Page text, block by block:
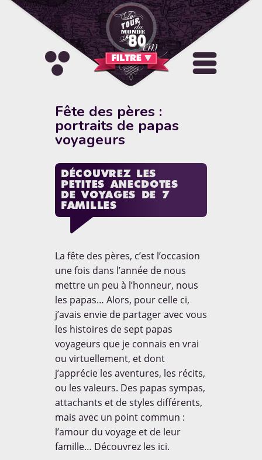
Sélectionnez une catégorie
Artistique & Culturel Carnets de route
Découvertes et Destinations
Hébergement
La parole des enfants
Le coin de Maman Le coin de Papa
Le coin des invités
Le coin des voyageurs
Le dico de Loulou
Les ONG No Comment
Non classé Nos bons plans
FILTRE
"Blog de voyage autour du
monde en famille. Reportages,
photos, vidéos, conseils, tests
et bons plans pour voyager
solo ou avec ses enfants."
EN SAVOIR [+]
NOUS SUIVRE
12,693
followers

7,338

487

3,329

105
Fête des pères :
portraits de papas
voyageurs
DÉCOUVREZ LES
PETITES ANECDOTES
DE VOYAGES DE 7
FAMILLES
La fête des pères, c’est l’occasion
une fois dans l’année de nous
mettre un peu à l’honneur, nous
les papas… Alors, pour celle ci,
j’avais envie de partager avec vous
les histoires de sept papas
voyageurs que je connais en vrai
ou virtuellement, et dont
j’apprécie les aventures, les récits,
ou les valeurs. Des papas sympas,
attachants et de styles différents,
mais avec un point commun :
l’amour du voyage et de leur
famille… Découvrez les ici.